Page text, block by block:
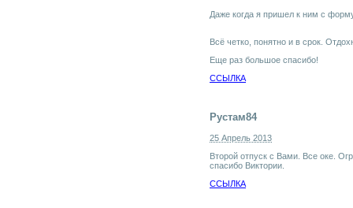
Даже когда я пришел к ним с
Всё четко, понятно и в срок.
Еще раз большое спасибо!
ССЫЛКА
Рустам84
25 Апрель 2013
Второй отпуск с Вами. Все оке.
спасибо Виктории.
ССЫЛКА